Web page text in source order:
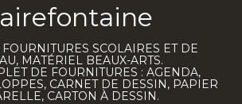
SCOLAIRES ET DE
MATÉRIEL BEAUX-ARTS.
DE FOURNITURES : AGENDA,
CARNET DE DESSIN, PAPIER
CARTON À DESSIN.